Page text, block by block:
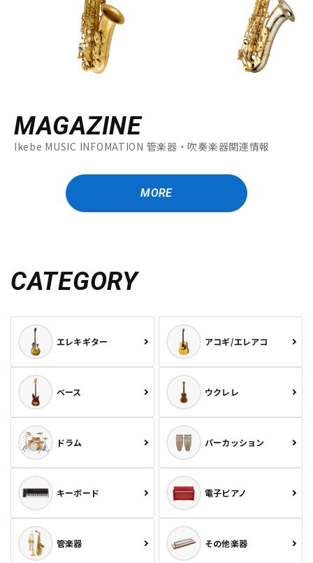
MAGAZINE
Ikebe MUSIC INFOMATION 管楽器・吹奏楽器関連情報
MORE
CATEGORY
エレキギター アコギ/エレアコ
ベース ウクレレ
ドラム パーカッション
キーボード 電子ピアノ
管楽器 その他楽器